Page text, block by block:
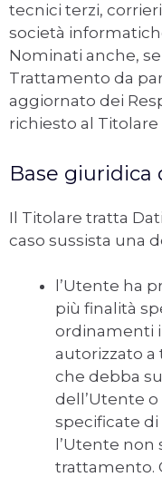
tecnici terzi,
società
Nominati anche,
Trattamento da
aggiornato dei
richiesto al
Base
Il Titolare tratta
caso sussista una
l’Utente ha
più finalità
ordinamenti
autorizzato a
che debba
dell’Utente
specificate di
l’Utente non
trattamento.